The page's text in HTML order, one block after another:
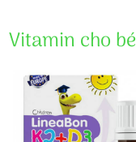
Vitamin cho bé